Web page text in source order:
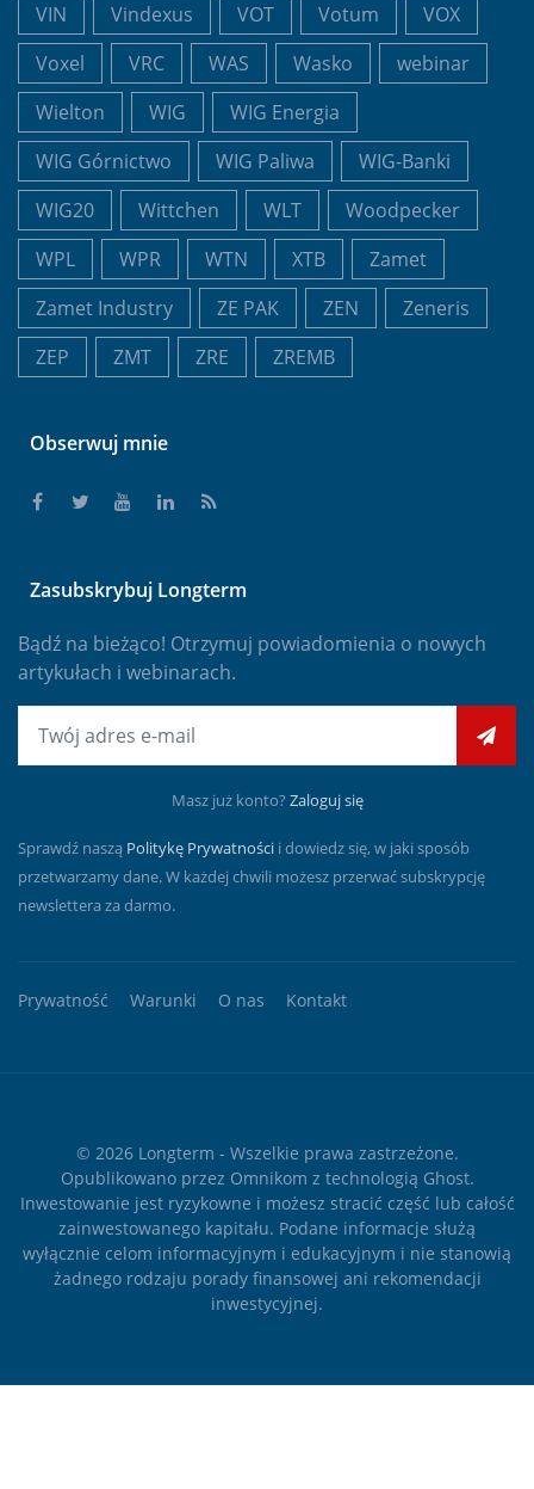
VIN
Vindexus VOT Votum
VOX
Voxel
VRC WAS Wasko
webinar
Wielton
WIG
WIG Energia
WIG Górnictwo
WIG Paliwa
WIG-Banki
WIG20
Wittchen WLT
Woodpecker
WPL
WPR WTN XTB
Zamet
Zamet Industry
ZE PAK ZEN
Zeneris
ZEP
ZMT ZRE ZREMB
Obserwuj mnie
Zasubskrybuj Longterm
Bądź na bieżąco! Otrzymuj powiadomienia o nowych
artykułach i webinarach.
Masz już konto? Zaloguj się
Sprawdź naszą Politykę Prywatności i dowiedz się, w jaki sposób
przetwarzamy dane. W każdej chwili możesz przerwać subskrypcję
newslettera za darmo.
Prywatność Warunki O nas Kontakt
© 2026 Longterm - Wszelkie prawa zastrzeżone.
Opublikowano przez Omnikom z technologią Ghost.
Inwestowanie jest ryzykowne i możesz stracić część lub całość
zainwestowanego kapitału. Podane informacje służą
wyłącznie celom informacyjnym i edukacyjnym i nie stanowią
żadnego rodzaju porady finansowej ani rekomendacji
inwestycyjnej.